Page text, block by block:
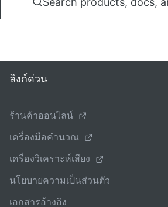
ลิงก์ด่วน
ร้านค้าออนไลน์
เครื่องมือคํานวณ
เครื่องวิเคราะห์เสียง
นโยบายความเป็นส่วนตัว
เอกสารอ้างอิง